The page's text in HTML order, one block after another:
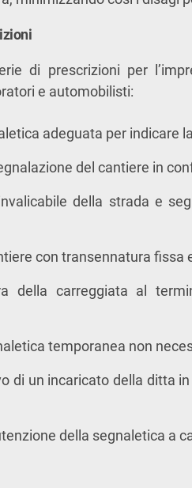
di prescrizioni per
e automobilisti:
adeguata per indicare
del cantiere in
della strada e
con transennatura fissa
della carreggiata al
temporanea non
di un incaricato della ditta
della segnaletica a